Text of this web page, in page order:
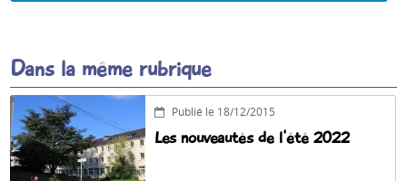
Dans la même rubrique
Publié le 18/12/2015
Les nouveautés de l'été 2022